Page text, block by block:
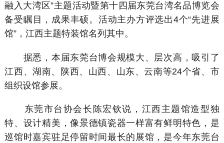
融入大湾区”主题活动暨第十四届东莞台湾名品博览会
备受瞩目，成果丰硕。活动主办方评选出4个“先进展
馆”，江西主题特装馆名列其中。
据悉，本届东莞台博会规模大、层次高，吸引了
江西、湖南、陕西、山西、山东、云南等24个省、市
组织设馆参展。
东莞市台协会长陈宏钦说，江西主题馆造型独
特、设计精美，像景德镇瓷器一样富有鲜明特色，是
巡馆时嘉宾驻足停留时间最长的展馆，是今年东莞台